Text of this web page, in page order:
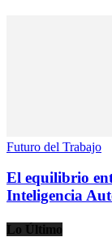
Futuro del Trabajo
El equilibrio
Inteligencia
Lo Último